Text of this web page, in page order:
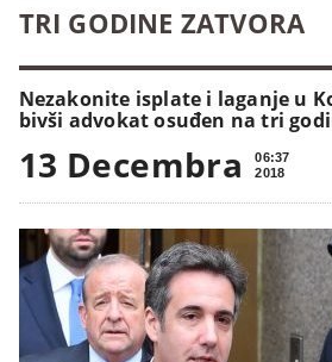
TRI GODINE ZATVORA
Nezakonite isplate i laganje u
bivši advokat osuđen na tri
13 Decembra
06:37
2018